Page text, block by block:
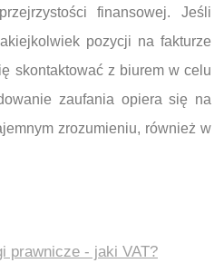
finansowej. Jeśli
pozycji na fakturze
skontaktować z biurem w celu
zaufania opiera się na
zrozumieniu, również w
prawnicze - jaki VAT?